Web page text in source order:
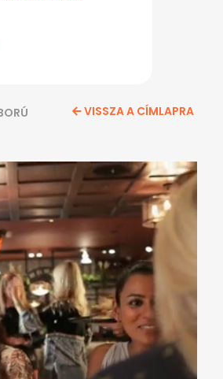
VISSZA A CÍMLAPRA